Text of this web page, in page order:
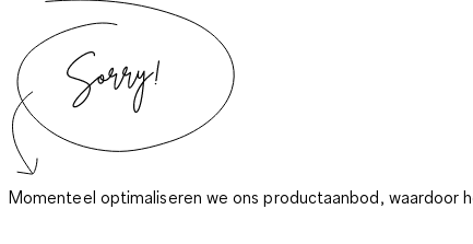
Momenteel optimaliseren we ons productaanbod,